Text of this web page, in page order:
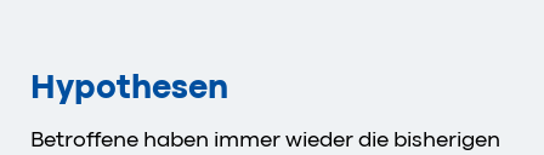
Hypothesen
Betroffene haben immer wieder die bisherigen